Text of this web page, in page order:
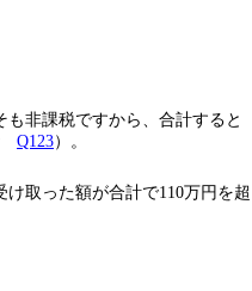
非課税ですから、合計すると
Q123）。
取った額が合計で110万円を超